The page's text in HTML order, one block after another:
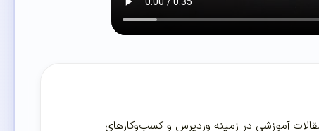
آموزشی در زمینه وردپرس و کسب‌و‌کارهای